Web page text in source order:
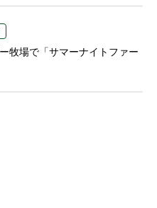
牧場で「サマーナイトファー